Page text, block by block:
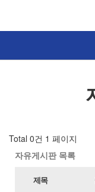
Total 0건 1 페이지
자유게시판 목록
제목